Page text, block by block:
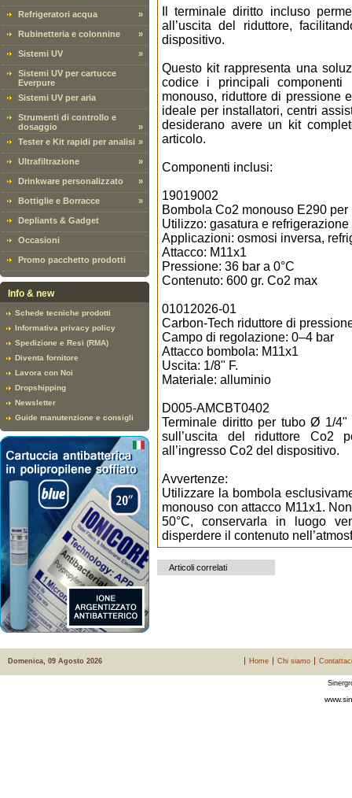
Refrigeratori acqua »
Rubinetteria e colonnine »
Sistemi UV »
Sistemi UV per cartucce
Everpure
Sistemi UV per aria
Strumenti di controllo e
dosaggio
»
Tester e Kit rapidi per analisi »
Ultrafiltrazione »
Drinkware personalizzato »
Bottiglie e Borracce »
Depliants & Gadget
Occasioni
Promo pacchetto prodotti
Info & new
Schede tecniche prodotti
Informativa privacy policy
Spedizione e Resi (RMA)
Diventa fornitore
Lavora con Noi
Dropshipping
Newsletter
Guide manutenzione e consigli
Il terminale diritto incluso
all’uscita del riduttore,
dispositivo.
Questo kit rappresenta una
codice i principali componenti
monouso, riduttore di pressione
ideale per installatori, centri
desiderano avere un kit
articolo.
Componenti inclusi:
19019002
Bombola Co2 monouso E290
Utilizzo: gasatura e
Applicazioni: osmosi inversa,
Attacco: M11x1
Pressione: 36 bar a 0°C
Contenuto: 600 gr. Co2 max
01012026-01
Carbon-Tech riduttore di
Campo di regolazione: 0–4 bar
Attacco bombola: M11x1
Uscita: 1/8" F.
Materiale: alluminio
D005-AMCBT0402
Terminale diritto per tubo Ø 1/
sull’uscita del riduttore Co2
all’ingresso Co2 del dispositivo.
Avvertenze:
Utilizzare la bombola
monouso con attacco M11x1.
50°C, conservarla in luogo
disperdere il contenuto
Articoli correlati
Domenica, 09 Agosto 2026 Home Chi siamo Contattaci